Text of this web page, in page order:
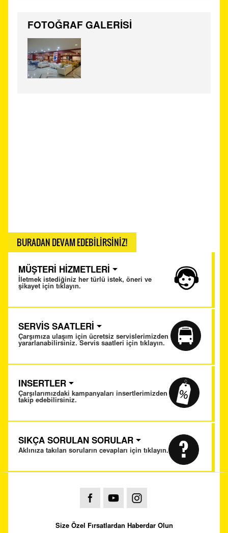
FOTOĞRAF GALERİSİ
BURADAN DEVAM EDEBİLİRSİNİZ!
MÜŞTERİ HİZMETLERİ
İletmek istediğiniz her türlü istek, öneri ve
şikayet için tıklayın.
SERVİS SAATLERİ
Çarşımıza ulaşım için ücretsiz servislerimizden
yararlanabilirsiniz. Servis saatleri için tıklayın.
INSERTLER
Çarşılarımızdaki kampanyaları insertlerimizden
takip edebilirsiniz.
SIKÇA SORULAN SORULAR
Aklınıza takılan soruların cevapları için tıklayın.
Size Özel Fırsatlardan Haberdar Olun